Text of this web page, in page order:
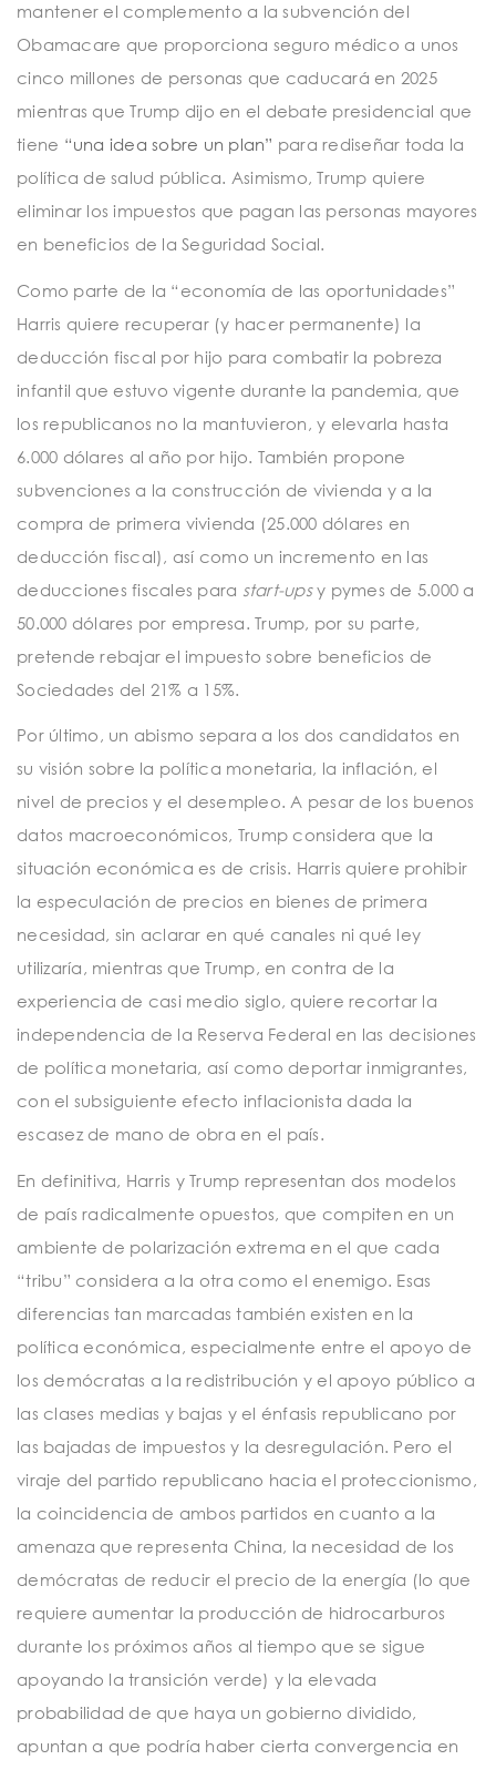
mantener el complemento a la subvención del
Obamacare que proporciona seguro médico a unos
cinco millones de personas que caducará en 2025
mientras que Trump dijo en el debate presidencial que
tiene “una idea sobre un plan” para rediseñar toda la
política de salud pública. Asimismo, Trump quiere
eliminar los impuestos que pagan las personas mayores
en beneficios de la Seguridad Social.
Como parte de la “economía de las oportunidades”
Harris quiere recuperar (y hacer permanente) la
deducción fiscal por hijo para combatir la pobreza
infantil que estuvo vigente durante la pandemia, que
los republicanos no la mantuvieron, y elevarla hasta
6.000 dólares al año por hijo. También propone
subvenciones a la construcción de vivienda y a la
compra de primera vivienda (25.000 dólares en
deducción fiscal), así como un incremento en las
deducciones fiscales para start-upsy pymes de 5.000 a
50.000 dólares por empresa. Trump, por su parte,
pretende rebajar el impuesto sobre beneficios de
Sociedades del 21% a 15%.
Por último, un abismo separa a los dos candidatos en
su visión sobre la política monetaria, la inflación, el
nivel de precios y el desempleo. A pesar de los buenos
datos macroeconómicos, Trump considera que la
situación económica es de crisis. Harris quiere prohibir
la especulación de precios en bienes de primera
necesidad, sin aclarar en qué canales ni qué ley
utilizaría, mientras que Trump, en contra de la
experiencia de casi medio siglo, quiere recortar la
independencia de la Reserva Federal en las decisiones
de política monetaria, así como deportar inmigrantes,
con el subsiguiente efecto inflacionista dada la
escasez de mano de obra en el país.
En definitiva, Harris y Trump representan dos modelos
de país radicalmente opuestos, que compiten en un
ambiente de polarización extrema en el que cada
“tribu” considera a la otra como el enemigo. Esas
diferencias tan marcadas también existen en la
política económica, especialmente entre el apoyo de
los demócratas a la redistribución y el apoyo público a
las clases medias y bajas y el énfasis republicano por
las bajadas de impuestos y la desregulación. Pero el
viraje del partido republicano hacia el proteccionismo,
la coincidencia de ambos partidos en cuanto a la
amenaza que representa China, la necesidad de los
demócratas de reducir el precio de la energía (lo que
requiere aumentar la producción de hidrocarburos
durante los próximos años al tiempo que se sigue
apoyando la transición verde) y la elevada
probabilidad de que haya un gobierno dividido,
apuntan a que podría haber cierta convergencia en